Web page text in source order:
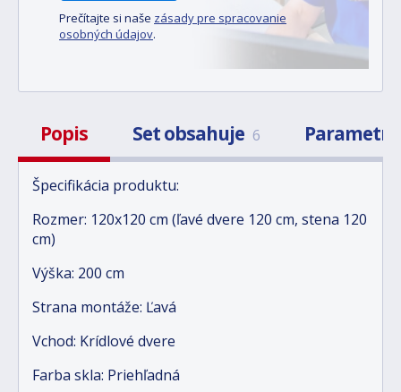
Prečítajte si naše zásady pre spracovanie
osobných údajov.
Popis Set obsahuje 6 Parametre
Špecifikácia produktu:
Rozmer: 120x120 cm (ľavé dvere 120 cm, stena 120
cm)
Výška: 200 cm
Strana montáže: Ľavá
Vchod: Krídlové dvere
Farba skla: Priehľadná